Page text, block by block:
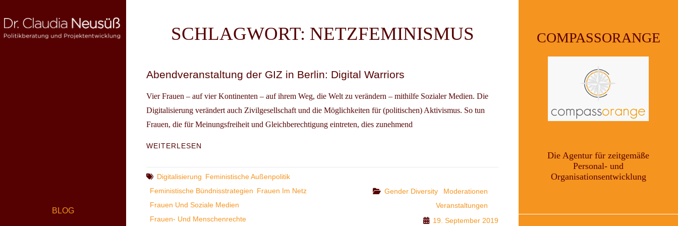
to
content
BLOG
SCHLAGWORT: NETZFEMINISMUS
Abendveranstaltung der GIZ in Berlin: Digital Warriors
Vier Frauen – auf vier Kontinenten – auf ihrem Weg, die Welt zu verändern – mithilfe Sozialer Medien. Die
Digitalisierung verändert auch Zivilgesellschaft und die Möglichkeiten für (politischen) Aktivismus. So tun
Frauen, die für Meinungsfreiheit und Gleichberechtigung eintreten, dies zunehmend
WEITERLESEN
IN
WARRIORS
Tags
Digitalisierung Feministische Außenpolitik
Feministische Bündnisstrategien Frauen Im Netz
Frauen Und Soziale Medien
Frauen- Und Menschenrechte
Categories
Gender Diversity
Moderationen
Veranstaltungen
19. September 2019
COMPASSORANGE
Die Agentur für zeitgemäße
Personal- und
Organisationsentwicklung